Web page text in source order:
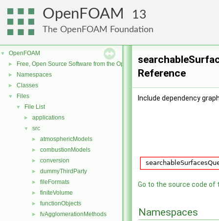
OpenFOAM 13
The OpenFOAM Foundation
▼ OpenFOAM
► Free, Open Source Software from the OpenFOAM Foundation
► Namespaces
► Classes
▼ Files
▼ File List
► applications
▼ src
► atmosphericModels
► combustionModels
► conversion
► dummyThirdParty
► fileFormats
► finiteVolume
► functionObjects
► fvAgglomerationMethods
Reference
Include dependency
Go to the source code of
Namespaces